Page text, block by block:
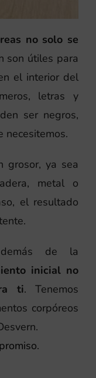
no solo se
son útiles para
el interior del
letras y
ser negros,
necesitemos.
grosor, ya sea
metal o
el resultado
de la
inicial no
ti. Tenemos
corpóreos
.